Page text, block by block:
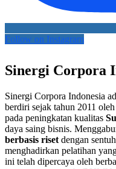
Follow on Instagram
Sinergi Corpora
Sinergi Corpora Indonesia
berdiri sejak tahun 2011 oleh
pada peningkatan kualitas
daya saing bisnis.
berbasis riset dengan
menghadirkan pelatihan
ini telah dipercaya oleh